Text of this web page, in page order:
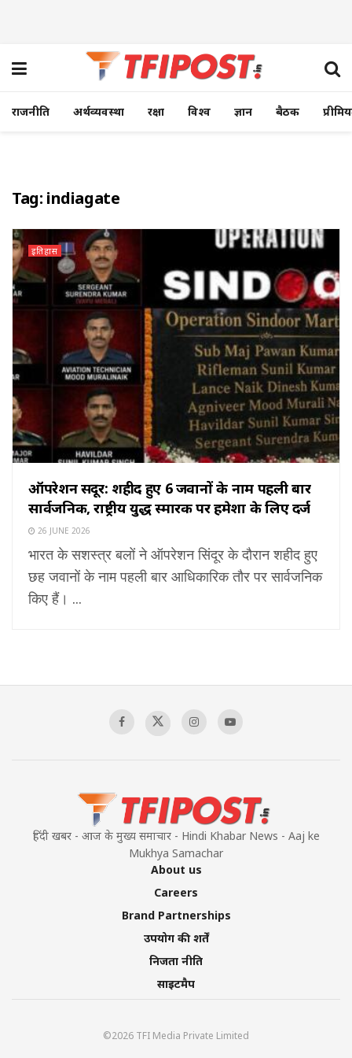
राजनीति अर्थव्यवस्था रक्षा विश्व ज्ञान बैठक
Tag: indiagate
इतिहास
ऑपरेशन सिंदूर: शहीद हुए 6 जवानों के नाम पहली बार
सार्वजनिक, राष्ट्रीय युद्ध स्मारक पर हमेशा के लिए दर्ज
26 JUNE 2026
भारत के सशस्त्र बलों ने ऑपरेशन सिंदूर के दौरान शहीद हुए
छह जवानों के नाम पहली बार आधिकारिक तौर पर सार्वजनिक
किए हैं। ...
हिंदी खबर - आज के मुख्य समाचार - Hindi Khabar News - Aaj ke
Mukhya Samachar
About us
Careers
Brand Partnerships
उपयोग की शर्तें
निजता नीति
साइटमैप
©2026 TFI Media Private Limited